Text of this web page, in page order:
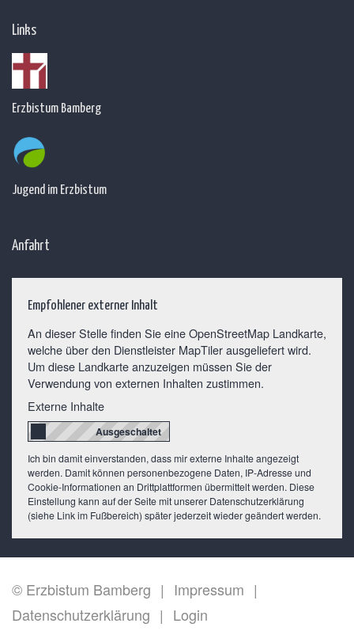
Links
Erzbistum Bamberg
Jugend im Erzbistum
Anfahrt
Empfohlener externer Inhalt
An dieser Stelle finden Sie eine OpenStreetMap Landkarte,
welche über den Dienstleister MapTiler ausgeliefert wird.
Um diese Landkarte anzuzeigen müssen Sie der
Verwendung von externen Inhalten zustimmen.
Externe Inhalte
Ich bin damit einverstanden, dass mir externe Inhalte angezeigt
werden. Damit können personenbezogene Daten, IP-Adresse und
Cookie-Informationen an Drittplattformen übermittelt werden. Diese
Einstellung kann auf der Seite mit unserer Datenschutzerklärung
(siehe Link im Fußbereich) später jederzeit wieder geändert werden.
© Erzbistum Bamberg
Impressum
Datenschutzerklärung
Login